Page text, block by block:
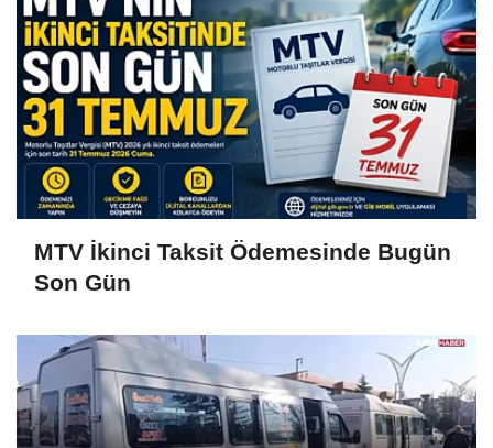
MTV İkinci Taksit Ödemesinde Bugün
Son Gün